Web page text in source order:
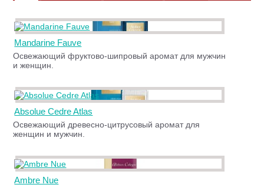
Mandarine Fauve
Освежающий фруктово-шипровый аромат для мужчин
и женщин.
Absolue Cedre Atlas
Освежающий древесно-цитрусовый аромат для
женщин и мужчин.
Ambre Nue